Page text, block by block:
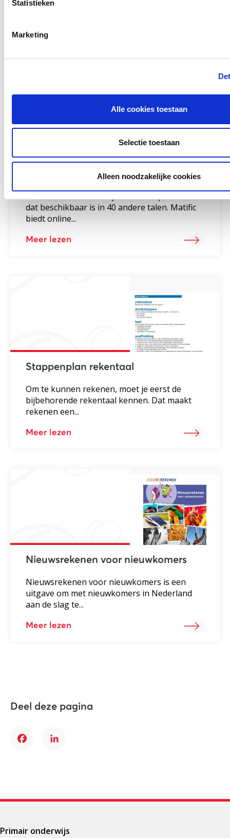
Statistieken
Marketing
Alle cookies toestaan
Selectie toestaan
Alleen noodzakelijke cookies
Gerelateerd lesmateriaal
dat beschikbaar is in 40 andere talen. Matific
biedt online...
Meer lezen
Stappenplan rekentaal
Om te kunnen rekenen, moet je eerst de
bijbehorende rekentaal kennen. Dat maakt
rekenen een...
Meer lezen
Nieuwsrekenen voor nieuwkomers
Nieuwsrekenen voor nieuwkomers is een
uitgave om met nieuwkomers in Nederland
aan de slag te...
Meer lezen
Deel deze pagina
FacebookLinkedIn
Primair onderwijs